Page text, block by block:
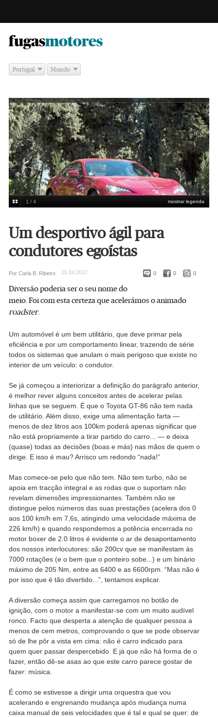
fugas -
motores
Portugal Mundo
Margarida Basto
mostrar legenda
1 / 4
Um desportivo ágil para
condutores egoístas
0 0 0
Por Carla B. Ribeiro 15.04.2017
Diversão poderia ser o seu nome do
meio. Foi com esta certeza que acelerámos o animado
roadster.
Um automóvel é um bem utilitário, que deve primar pela
eficiência e por um comportamento linear, trazendo de série
todos os sistemas que anulam o mais perigoso que existe no
interior de um veículo: o condutor.
Se já começou a interiorizar a definição do parágrafo anterior,
é melhor rever alguns conceitos antes de acelerar pelas
linhas que se seguem. É que o Toyota GT-86 não tem nada
de utilitário. Além disso, exige uma alimentação farta —
menos de dez litros aos 100km poderá apenas significar que
não está propriamente a tirar partido do carro... — e deixa
(quase) todas as decisões (boas e más) nas mãos de quem o
dirige. E isso é mau? Arrisco um redondo “nada!”
Mas comece-se pelo que não tem. Não tem turbo, não se
apoia em tracção integral e as rodas que o suportam não
revelam dimensões impressionantes. Também não se
distingue pelos números das suas prestações (acelera dos 0
aos 100 km/h em 7,6s, atingindo uma velocidade máxima de
226 km/h) e quando respondemos a potência encerrada no
motor boxer de 2.0 litros é evidente o ar de desapontamento
dos nossos interlocutores: são 200cv que se manifestam às
7000 rotações (e o bem que o ponteiro sobe...) e um binário
máximo de 205 Nm, entre as 6400 e as 6600rpm. “Mas não é
por isso que é tão divertido...”, tentamos explicar.
A diversão começa assim que carregamos no botão de
ignição, com o motor a manifestar-se com um muito audível
ronco. Facto que desperta a atenção de qualquer pessoa a
menos de cem metros, comprovando o que se pode observar
só de lhe pôr a vista em cima: não é carro indicado para
quem quer passar despercebido. E já que não há forma de o
fazer, então dê-se asas ao que este carro parece gostar de
fazer: música.
É como se estivesse a dirigir uma orquestra que vou
acelerando e engrenando mudança após mudança numa
caixa manual de seis velocidades que é tal e qual se quer: de